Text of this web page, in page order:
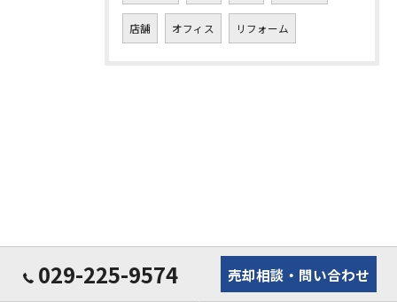
店舗 オフィス リフォーム
029-225-9574 売却相談・問い合わせ